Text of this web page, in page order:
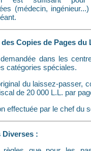
(médecin,
Copies de Pages du
dans les
catégories spéciales.
du laissez-passer,
de 20 000 L.L. par
effectuée par le chef du
: